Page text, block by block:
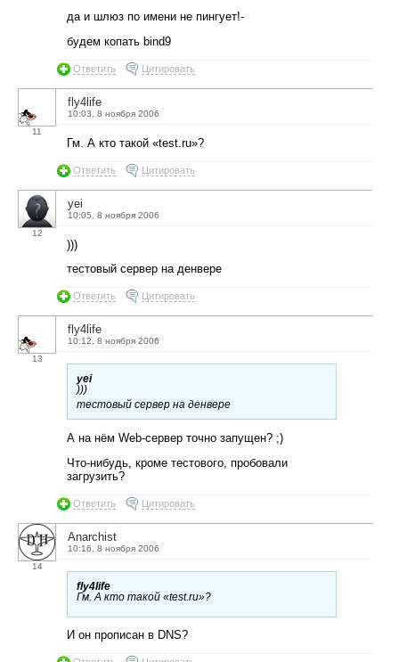
да и шлюз по имени не пингует!-
будем копать bind9
Ответить Цитировать
11
fly4life
10:03, 8 ноября 2006
Гм. А кто такой «test.ru»?
Ответить Цитировать
12
yei
10:05, 8 ноября 2006
)))
тестовый сервер на денвере
Ответить Цитировать
13
fly4life
10:12, 8 ноября 2006
yei
)))
тестовый сервер на денвере
А на нём Web-сервер точно запущен? ;)
Что-нибудь, кроме тестового, пробовали
загрузить?
Ответить Цитировать
14
Anarchist
10:16, 8 ноября 2006
fly4life
Гм. А кто такой «test.ru»?
И он прописан в DNS?